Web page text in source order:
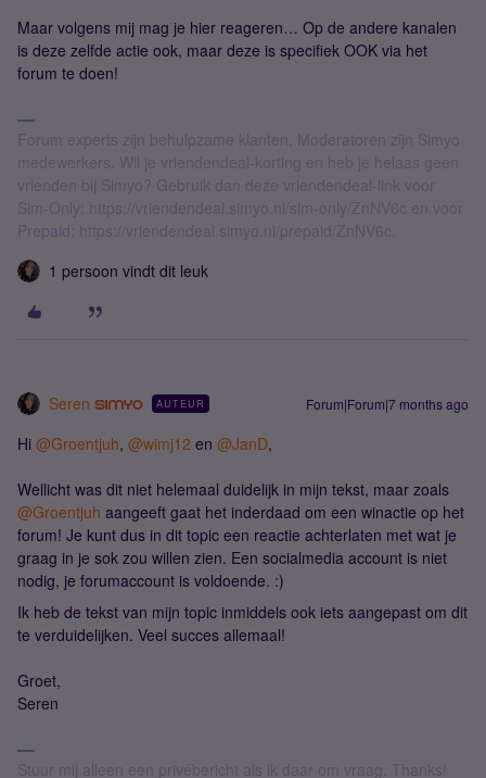
Maar volgens mij mag je hier reageren… Op de andere kanalen
is deze zelfde actie ook, maar deze is specifiek OOK via het
forum te doen!
Forum experts zijn behulpzame klanten. Moderatoren zijn Simyo
medewerkers. Wil je vriendendeal-korting en heb je helaas geen
vrienden bij Simyo? Gebruik dan deze vriendendeal-link voor
Sim-Only: https://vriendendeal.simyo.nl/sim-only/ZnNV6c en voor
Prepaid: https://vriendendeal.simyo.nl/prepaid/ZnNV6c.
1 persoon vindt dit leuk
Seren AUTEUR Forum|Forum|7 months ago
Hi ​ @Groentjuh, ​ @wimj12 en ​ @JanD,
Wellicht was dit niet helemaal duidelijk in mijn tekst, maar zoals ​
@Groentjuh aangeeft gaat het inderdaad om een winactie op het
forum! Je kunt dus in dit topic een reactie achterlaten met wat je
graag in je sok zou willen zien. Een socialmedia account is niet
nodig, je forumaccount is voldoende. :)
Ik heb de tekst van mijn topic inmiddels ook iets aangepast om dit
te verduidelijken. Veel succes allemaal!
Groet,
Seren
Stuur mij alleen een privébericht als ik daar om vraag. Thanks!